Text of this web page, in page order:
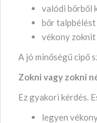
valódi bőrből
bőr talpbélést
vékony
A jó minőségű cipő
Zokni vagy zokni
Ez gyakori kérdés.
legyen